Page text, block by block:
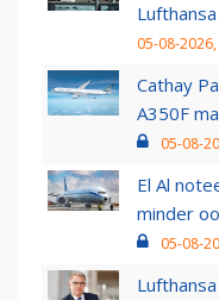
05-08-2026,
Cathay
A350F
05-08-
El Al
minder
05-08-